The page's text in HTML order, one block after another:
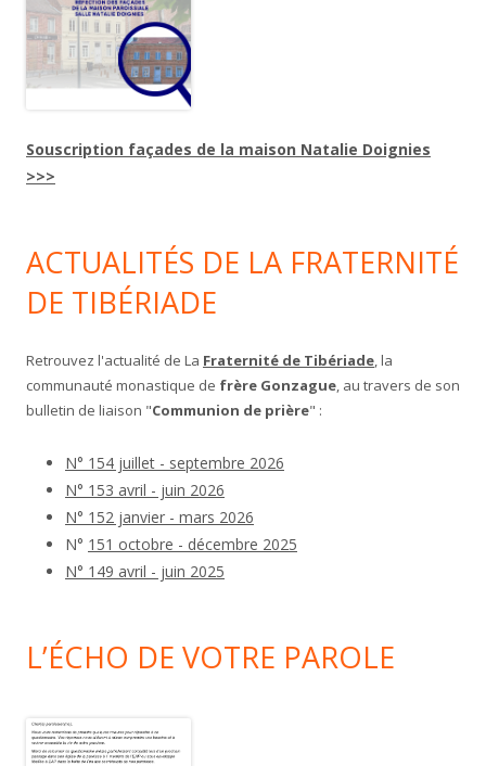
Souscription façades de la maison Natalie Doignies
>>>
ACTUALITÉS DE LA FRATERNITÉ
DE TIBÉRIADE
Retrouvez l'actualité de La Fraternité de Tibériade , la
communauté monastique de frère Gonzague , au travers de son
bulletin de liaison "Communion de prière" :
N° 154 juillet - septembre 2026
N° 153 avril - juin 2026
N° 152 janvier - mars 2026
N° 151 octobre - décembre 2025
N° 149 avril - juin 2025
L’ÉCHO DE VOTRE PAROLE